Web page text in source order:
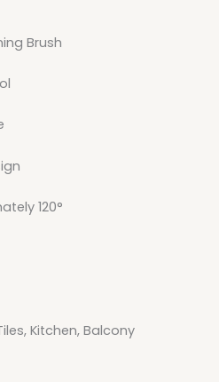
Brush
120°
Kitchen, Balcony